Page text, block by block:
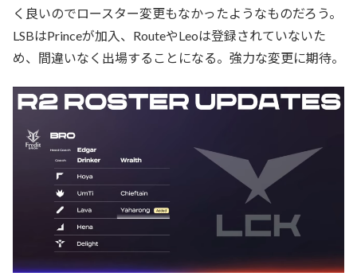
く良いのでロースター変更もなかったようなものだろう。
LSBはPrinceが加入、RouteやLeoは登録されていないた
め、間違いなく出場することになる。強力な変更に期待。